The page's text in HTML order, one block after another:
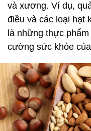
và xương. Ví dụ,
điều và các loại hạt
là những thực
cường sức khỏe